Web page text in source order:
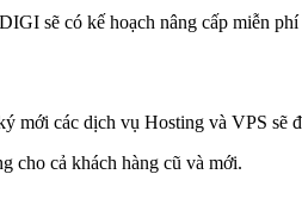
sẽ có kế hoạch nâng cấp miễn
mới các dịch vụ Hosting và VPS sẽ
cho cả khách hàng cũ và mới.